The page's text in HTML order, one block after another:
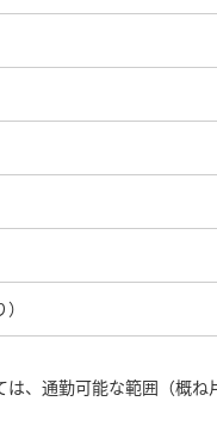
、通勤可能な範囲（概